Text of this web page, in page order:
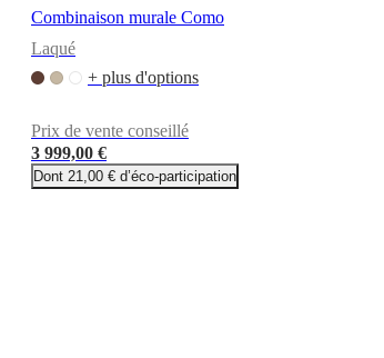
Combinaison murale Como
Laqué
+ plus d'options
Prix de vente conseillé
3 999,00 €
Dont 21,00 € d’éco-participation